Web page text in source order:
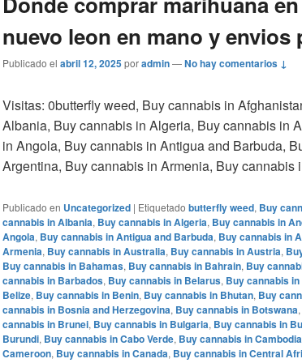
nuevo leon en mano y
Publicado el abril 12, 2025poradmin—No hay comentarios ↓
Visitas: 0butterfly weed, Buy cannabis in
Albania, Buy cannabis in Algeria, Buy cannabis in
in Angola, Buy cannabis in Antigua and Barbuda,
Argentina, Buy cannabis in Armenia, Buy cannabis
Publicado en Uncategorized | Etiquetado butterfly weed, Buy
cannabis in Albania, Buy cannabis in Algeria, Buy cannabis in
Angola, Buy cannabis in Antigua and Barbuda, Buy cannabis in
Armenia, Buy cannabis in Australia, Buy cannabis in Austria,
Buy cannabis in Bahamas, Buy cannabis in Bahrain, Buy
cannabis in Barbados, Buy cannabis in Belarus, Buy cannabis
Belize, Buy cannabis in Benin, Buy cannabis in Bhutan, Buy
cannabis in Bosnia and Herzegovina, Buy cannabis in Botswana,
cannabis in Brunei, Buy cannabis in Bulgaria, Buy cannabis in
Burundi, Buy cannabis in Cabo Verde, Buy cannabis in Cambodia
Cameroon, Buy cannabis in Canada, Buy cannabis in Central